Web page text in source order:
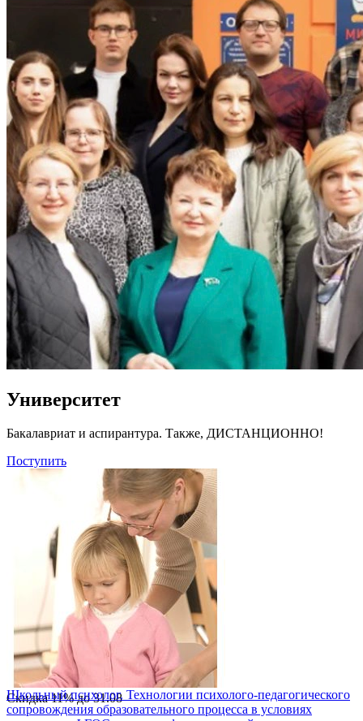
Университет
Бакалавриат и аспирантура. Также, ДИСТАНЦИОННО!
Поступить
Скидка11%до31.08
Школьный психолог. Технологии психолого-педагогического
сопровождения образовательного процесса в условиях